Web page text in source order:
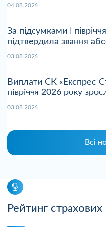
04.08.2026
За підсумками І
підтвердила звання
03.08.2026
Виплати СК «Експрес
півріччя 2026 року
03.08.2026
Всі
Рейтинг страхових